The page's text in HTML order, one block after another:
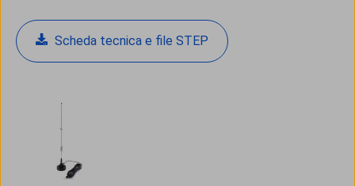
Scheda tecnica e file STEP